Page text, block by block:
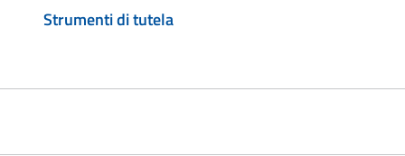
Strumenti di tutela